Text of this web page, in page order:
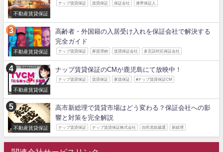
不動産賃貸保証
ナップ賃貸保証 賃貸保証 保証会社 連帯保証人
不動産賃貸保証
高齢者・外国籍の入居受け入れを保証会社で解決する
完全ガイド
ナップ賃貸保証 家賃滞納 賃貸保証会社 多言語対応保証会社
不動産賃貸保証
ナップ賃貸保証のCMが鹿児島にて放映中！
ナップ賃貸保証 賃貸保証 家賃保証 #ナップ賃貸保証CM
不動産賃貸保証
高市新総理で賃貸市場はどう変わる？保証会社への影
響と対策を完全解説
ナップ賃貸保証 ナップ賃貸保証株式会社 自民党総裁選 新総理